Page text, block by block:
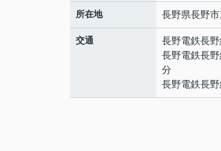
所在地 長野県長野市
交通 長野電鉄長野
長野電鉄長野
分
長野電鉄長野